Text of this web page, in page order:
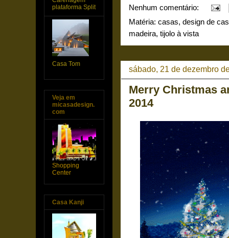
Nenhum comentário:
Matéria: casas, design de
madeira, tijolo à vista
sábado, 21 de dezembro
Merry Christmas
2014
plataforma Split
Casa Tom
Veja em
micasadesign.
com
Shopping
Center
Casa Kanji